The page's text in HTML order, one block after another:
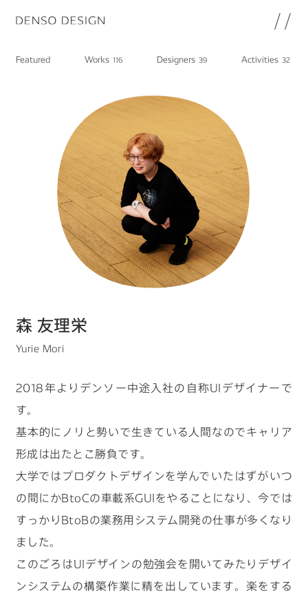
JP EN
Topics
Designers
Activities
Information
note
DENSO HP
DENSO新卒採用ページ
キーワードから見つける
#物流の未来を考える
#クルマの一部をつくる仕事
#ロボットと人の関係性はどうなっていく？
#デザイナーの1日
#カーボンニュートラルを現実に
Featured Works 116 Designers 39 Activities 32
森 友理栄
Yurie Mori
2018年よりデンソー中途入社の自称UIデザイナーで
す。
基本的にノリと勢いで生きている人間なのでキャリア
形成は出たとこ勝負です。
大学ではプロダクトデザインを学んでいたはずがいつ
の間にかBtoCの車載系GUIをやることになり、今では
すっかりBtoBの業務用システム開発の仕事が多くなり
ました。
このごろはUIデザインの勉強会を開いてみたりデザイ
ンシステムの構築作業に精を出しています。楽をする